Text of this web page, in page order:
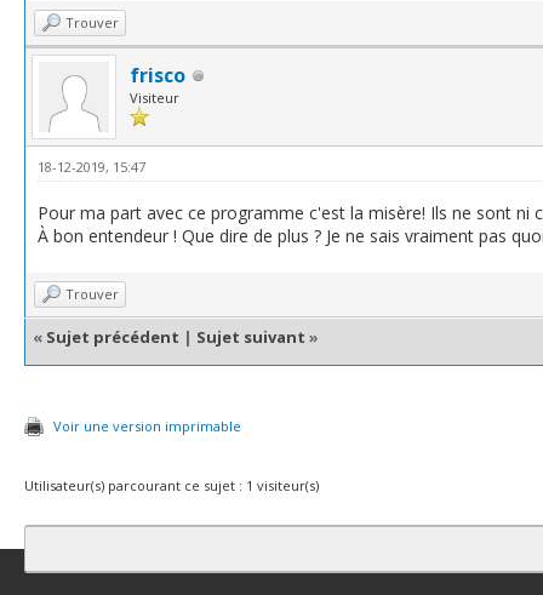
Trouver
frisco
Visiteur
18-12-2019, 15:47
Pour ma part avec ce programme c'est la misère! Ils ne sont ni
À bon entendeur ! Que dire de plus ? Je ne sais vraiment pas
Trouver
« Sujet précédent | Sujet suivant »
Voir une version imprimable
Utilisateur(s) parcourant ce sujet : 1 visiteur(s)
Contact Club Affiliation Retourner en haut Version bas-débit